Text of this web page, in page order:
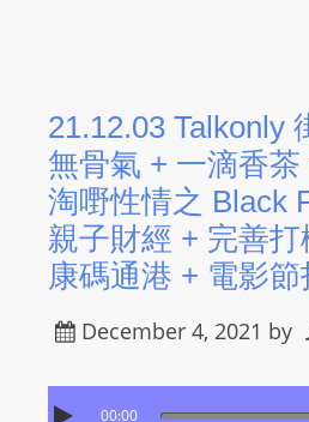
21.12.03 Talkonly
無骨氣 + 一滴香
淘嘢性情之 Black
親子財經 + 完善
康碼通港 + 電影
December 4, 2021 by
00:00